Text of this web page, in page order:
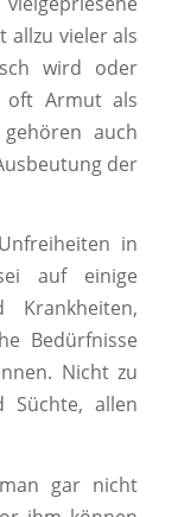
allzu vieler als
wird oder
oft Armut als
auch
der
in
auf einige
Bedürfnisse
Nicht zu
Süchte, allen
gar nicht